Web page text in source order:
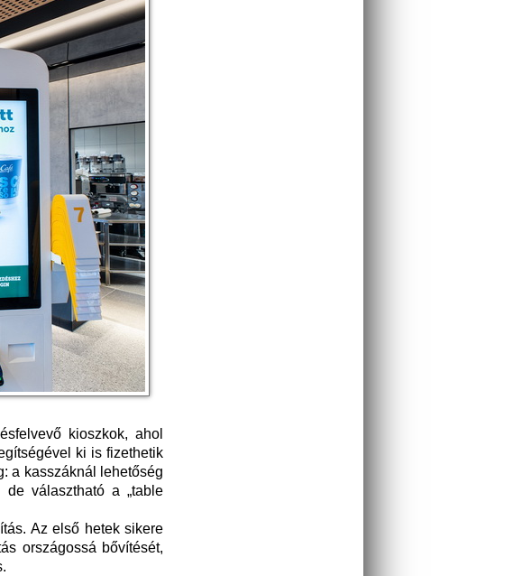
kioszkok, ahol
ki is fizethetik
a kasszáknál lehetőség
választható a „table
Az első hetek sikere
országossá bővítését,